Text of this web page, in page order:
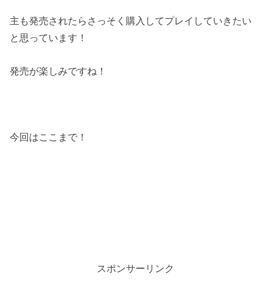
主も発売されたらさっそく購入してプレイしていきたい
と思っています！
発売が楽しみですね！
今回はここまで！
スポンサーリンク